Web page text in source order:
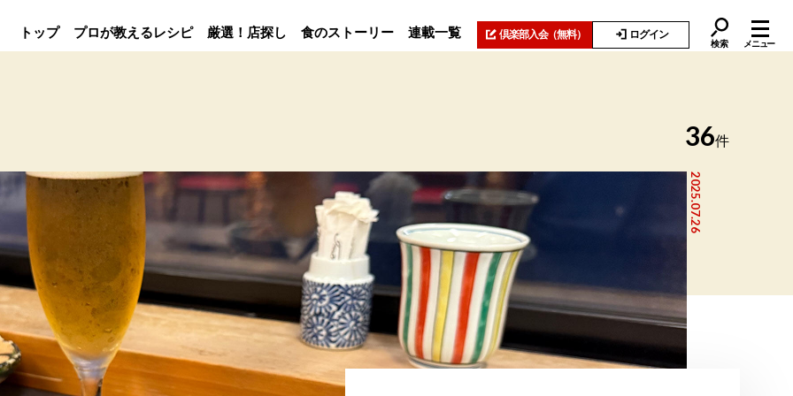
トップ プロが教えるレシピ 厳選！店探し 食のストーリー 連載一覧 倶楽部入会（無料） ログイン
検索 メニュー
36件
2025.07.26